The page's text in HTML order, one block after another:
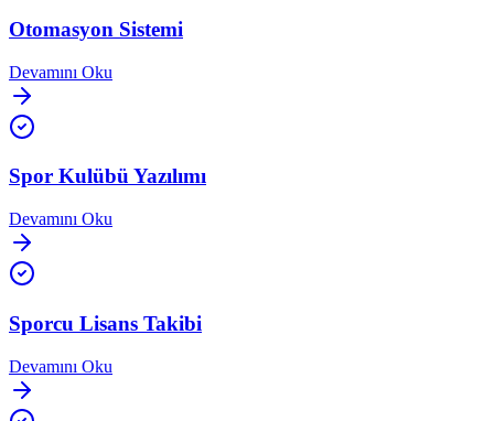
Otomasyon Sistemi
Devamını Oku
Spor Kulübü Yazılımı
Devamını Oku
Sporcu Lisans Takibi
Devamını Oku